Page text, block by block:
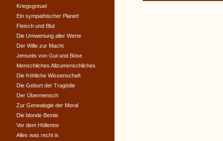
Kriegsgreuel
Ein sympathischer Planet!
Fleisch und Blut
Die Umwertung aller Werte
Der Wille zur Macht
Jenseits von Gut und Böse
Menschliches Allzumenschliches
Die fröhliche Wissenschaft
Die Geburt der Tragödie
Der Übermensch
Zur Genealogie der Moral
Die blonde Bestie
Vor dem Höllentor
Alles was recht is